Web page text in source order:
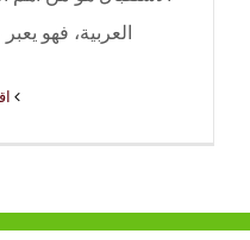
العربية، فهو